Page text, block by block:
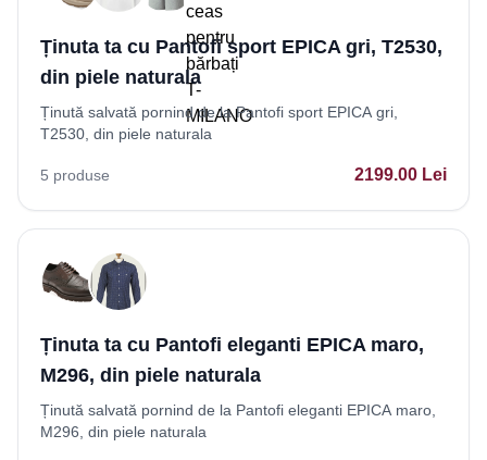
Ținuta ta cu Pantofi sport EPICA gri, T2530,
din piele naturala
Ținută salvată pornind de la Pantofi sport EPICA gri,
T2530, din piele naturala
5 produse 2199.00 Lei
Ținuta ta cu Pantofi eleganti EPICA maro,
M296, din piele naturala
Ținută salvată pornind de la Pantofi eleganti EPICA maro,
M296, din piele naturala